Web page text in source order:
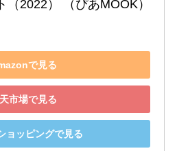
2022） （ぴあMOOK）
で見る
市場で見る
ョッピングで見る